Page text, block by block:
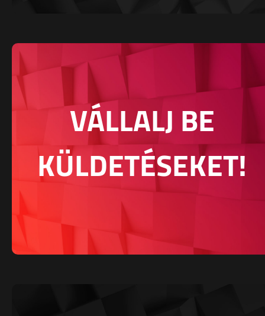
VÁLLALJ BE
KÜLDETÉSEKET!